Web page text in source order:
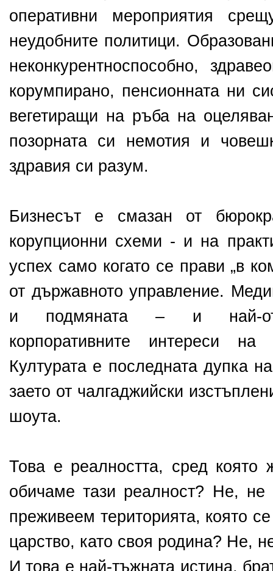
оперативни мероприятия
неудобните политици.
неконкурентноспособно,
корумпирано, пенсионната ни
вегетиращи на ръба на
позорната си немотия и
здравия си разум.
Бизнесът е смазан от
корупционни схеми - и на
успех само когато се прави „в
от държавното управление.
и подмяната – и най-
корпоративните интереси на
Културата е последната дупка
заето от чалгаджийски
шоута.
Това е реалността, сред
обичаме тази реалност? Не,
преживеем територията, която
царство, като своя родина? Не,
И това е най-тъжната истина,